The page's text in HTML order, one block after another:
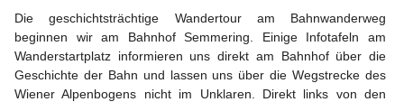
Die geschichtsträchtige Wandertour am Bahnwanderweg
beginnen wir am Bahnhof Semmering. Einige Infotafeln am
Wanderstartplatz informieren uns direkt am Bahnhof über die
Geschichte der Bahn und lassen uns über die Wegstrecke des
Wiener Alpenbogens nicht im Unklaren. Direkt links von den